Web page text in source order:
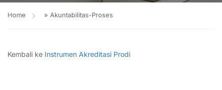
Home » Akuntabilitas-Proses
Kembali ke Instrumen Akreditasi Prodi